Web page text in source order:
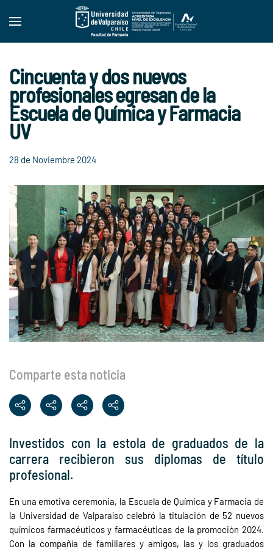
Skip to main content
Cincuenta y dos nuevos
profesionales egresan de la
Escuela de Química y Farmacia
UV
28 de Noviembre 2024
Comparte esta noticia
Investidos con la estola de graduados de la
carrera recibieron sus diplomas de título
profesional.
En una emotiva ceremonia, la Escuela de Química y Farmacia de
la Universidad de Valparaíso celebró la titulación de 52 nuevos
químicos farmacéuticos y farmacéuticas de la promoción 2024.
Con la compañía de familiares y amigos, las y los graduados